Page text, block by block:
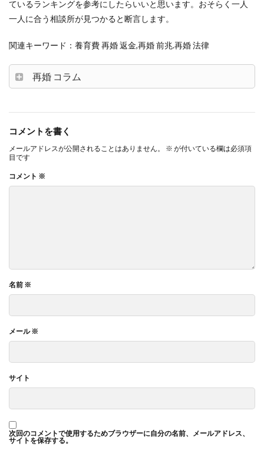
ているランキングを参考にしたらいいと思います。おそらく一人
一人に合う相談所が見つかると断言します。
関連キーワード：養育費 再婚 返金,再婚 前兆.再婚 法律
再婚 コラム
コメントを書く
メールアドレスが公開されることはありません。 ※ が付いている欄は必須項
目です
コメント ※
名前 ※
メール※
サイト
次回のコメントで使用するためブラウザーに自分の名前、メールアドレス、
サイトを保存する。